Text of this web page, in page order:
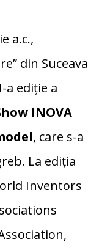
a.c.,
din Suceava
a ediție a
INOVA
, care s-a
La ediția
Inventors